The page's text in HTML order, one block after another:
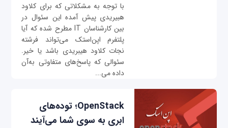
با توجه به مشکلاتی که برای کلاود
هبیریدی پیش آمده این سئوال در
بین کارشناسان IT مطرح شده که آیا
پلتفرم اپن‌استک می‌تواند فرشته
نجات کلاود هیبریدی باشد یا خیر.
سئوالی که پاسخ‌های متفاوتی به‌آن
داده می...
OpenStack؛ توده‌های
ابری به سوی شما می‌آیند